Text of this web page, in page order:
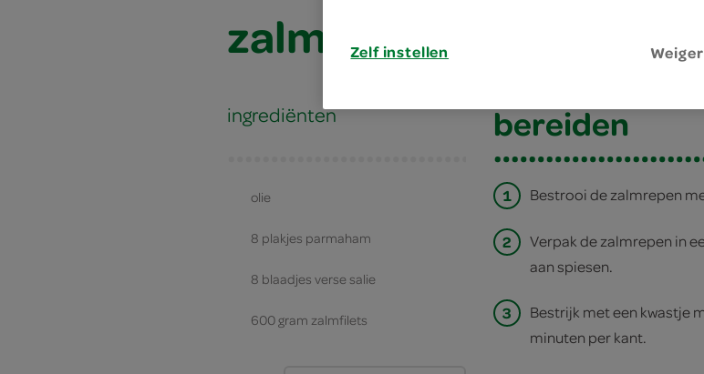
zalmspies
ingrediënten
olie
8 plakjes parmaham
8 blaadjes verse salie
600 gram zalmfilets
bereiden
1 Bestrooi de zalmrepen
2
Verpak de zalmrepen in
aan spiesen.
3
Bestrijk met een kwastje
minuten per kant.
Zelf instellen